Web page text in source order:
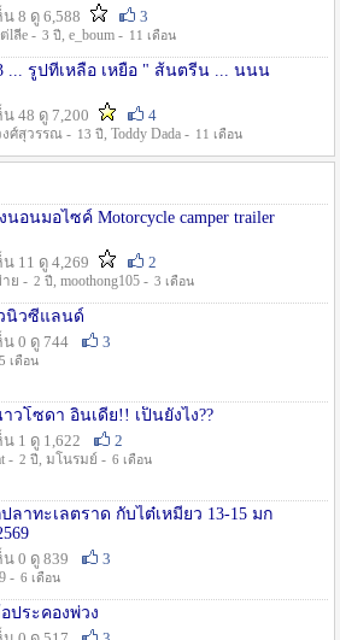
8 ดู 6,588
3
lลีe - 3 ปี , e_boum - 11 เดือน
... รูปที่เหลือ เหยื่อ " ส้นตรีน ... นนน
48 ดู 7,200
4
ศ์สุวรรณ - 13 ปี , Toddy Dada - 11 เดือน
นอนมอไซค์ Motorcycle camper trailer
11 ดู 4,269
2
ย - 2 ปี , moothong105 - 3 เดือน
นิวซีแลนด์
0 ดู 744
3
5 เดือน
วโซดา อินเดีย!! เป็นยังไง??
1 ดู 1,622
2
- 2 ปี , มโนรมย์ - 6 เดือน
ลาทะเลตราด กับไต๋เหมี่ยว 13-15 มก
0 ดู 839
3
- 6 เดือน
ประคองพ่วง